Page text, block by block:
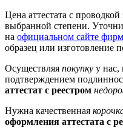
Цена аттестата с
выбранной степени.
на официальном сайте
образец или изготовление
Осуществляя покупку у нас,
подтверждением
аттестат с реестром
Нужна качественная
оформления аттестата с